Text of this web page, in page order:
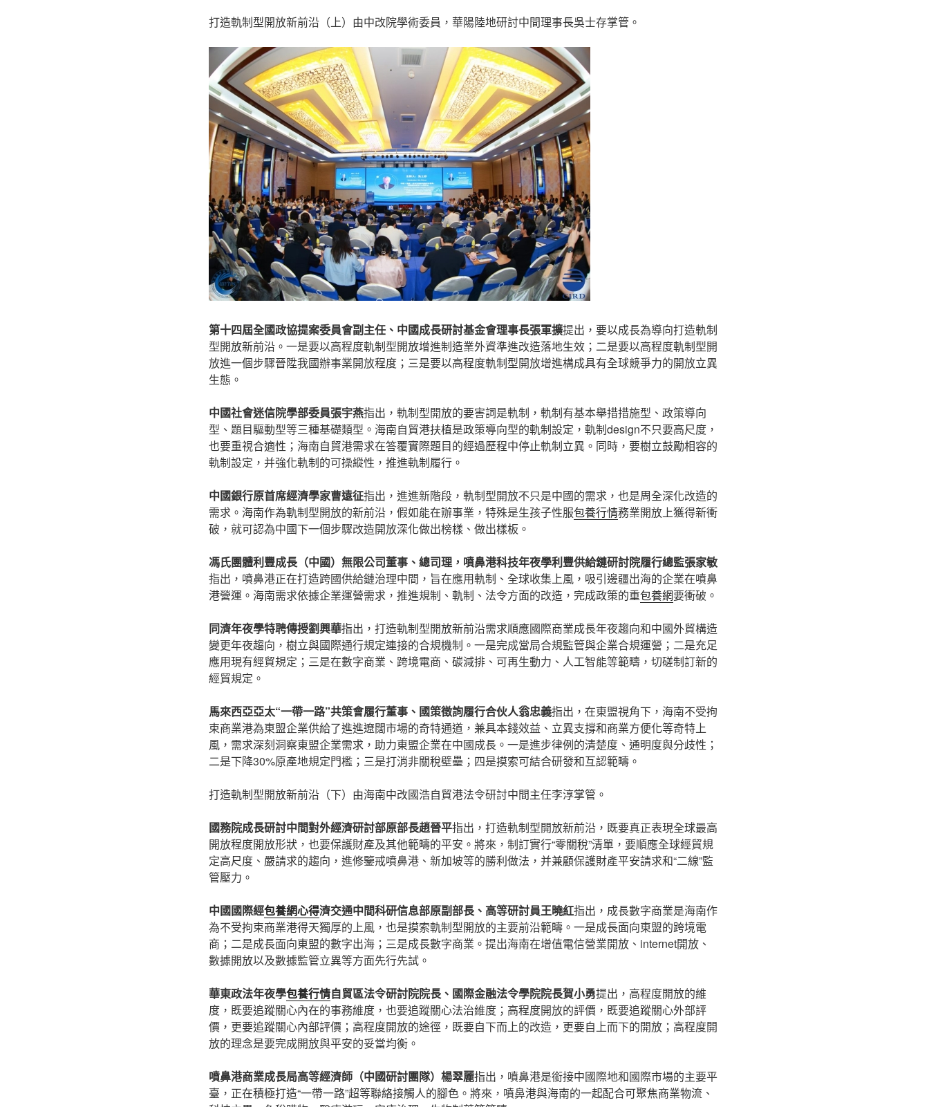
打造軌制型開放新前沿（上）由中改院學術委員，華陽陸地研討中間理事長吳士存掌管。
第十四屆全國政協提案委員會副主任、中國成長研討基金會理事長張軍擴提出，要以成長為導向打造軌制
型開放新前沿。一是要以高程度軌制型開放增進制造業外資準進改造落地生效；二是要以高程度軌制型開
放進一個步驟晉陞我國辦事業開放程度；三是要以高程度軌制型開放增進構成具有全球競爭力的開放立異
生態。
中國社會迷信院學部委員張宇燕指出，軌制型開放的要害詞是軌制，軌制有基本舉措措施型、政策導向
型、題目驅動型等三種基礎類型。海南自貿港扶植是政策導向型的軌制設定，軌制design不只要高尺度，
也要重視合適性；海南自貿港需求在答覆實際題目的經過歷程中停止軌制立異。同時，要樹立鼓勵相容的
軌制設定，并強化軌制的可操縱性，推進軌制履行。
中國銀行原首席經濟學家曹遠征指出，進進新階段，軌制型開放不只是中國的需求，也是周全深化改造的
需求。海南作為軌制型開放的新前沿，假如能在辦事業，特殊是生孩子性服包養行情務業開放上獲得新衝
破，就可認為中國下一個步驟改造開放深化做出榜樣、做出樣板。
馮氏團體利豐成長（中國）無限公司董事、總司理，噴鼻港科技年夜學利豐供給鏈研討院履行總監張家敏
指出，噴鼻港正在打造跨國供給鏈治理中間，旨在應用軌制、全球收集上風，吸引邊疆出海的企業在噴鼻
港營運。海南需求依據企業運營需求，推進規制、軌制、法令方面的改造，完成政策的重包養網要衝破。
同濟年夜學特聘傳授劉興華指出，打造軌制型開放新前沿需求順應國際商業成長年夜趨向和中國外貿構造
變更年夜趨向，樹立與國際通行規定連接的合規機制。一是完成當局合規監管與企業合規運營；二是充足
應用現有經貿規定；三是在數字商業、跨境電商、碳減排、可再生動力、人工智能等範疇，切磋制訂新的
經貿規定。
馬來西亞亞太“一帶一路”共策會履行董事、國策徵詢履行合伙人翁忠義指出，在東盟視角下，海南不受拘
束商業港為東盟企業供給了進進遼闊市場的奇特通道，兼具本錢效益、立異支撐和商業方便化等奇特上
風，需求深刻洞察東盟企業需求，助力東盟企業在中國成長。一是進步律例的清楚度、通明度與分歧性；
二是下降30%原產地規定門檻；三是打消非關稅壁壘；四是摸索可結合研發和互認範疇。
打造軌制型開放新前沿（下）由海南中改國浩自貿港法令研討中間主任李淳掌管。
國務院成長研討中間對外經濟研討部原部長趙晉平指出，打造軌制型開放新前沿，既要真正表現全球最高
開放程度開放形狀，也要保護財產及其他範疇的平安。將來，制訂實行“零關稅”清單，要順應全球經貿規
定高尺度、嚴請求的趨向，進修鑒戒噴鼻港、新加坡等的勝利做法，并兼顧保護財產平安請求和“二線”監
管壓力。
中國國際經包養網心得濟交通中間科研信息部原副部長、高等研討員王曉紅指出，成長數字商業是海南作
為不受拘束商業港得天獨厚的上風，也是摸索軌制型開放的主要前沿範疇。一是成長面向東盟的跨境電
商；二是成長面向東盟的數字出海；三是成長數字商業。提出海南在增值電信營業開放、internet開放、
數據開放以及數據監管立異等方面先行先試。
華東政法年夜學包養行情自貿區法令研討院院長、國際金融法令學院院長賀小勇提出，高程度開放的維
度，既要追蹤關心內在的事務維度，也要追蹤關心法治維度；高程度開放的評價，既要追蹤關心外部評
價，更要追蹤關心內部評價；高程度開放的途徑，既要自下而上的改造，更要自上而下的開放；高程度開
放的理念是要完成開放與平安的妥當均衡。
噴鼻港商業成長局高等經濟師（中國研討團隊）楊翠麗指出，噴鼻港是銜接中國際地和國際市場的主要平
臺，正在積極打造“一帶一路”超等聯絡接觸人的腳色。將來，噴鼻港與海南的一起配合可聚焦商業物流、